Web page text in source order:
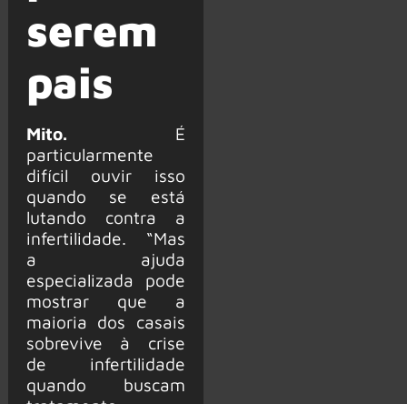
serem
pais
Mito. É
particularmente
difícil ouvir isso
quando se está
lutando contra a
infertilidade. “Mas
a ajuda
especializada pode
mostrar que a
maioria dos casais
sobrevive à crise
de infertilidade
quando buscam